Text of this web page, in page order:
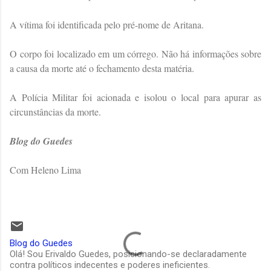
A vítima foi identificada pelo pré-nome de Aritana.
O corpo foi localizado em um córrego. Não há informações sobre
a causa da morte até o fechamento desta matéria.
A Polícia Militar foi acionada e isolou o local para apurar as
circunstâncias da morte.
Blog do Guedes
Com Heleno Lima
Blog do Guedes
Olá! Sou Erivaldo Guedes, posicionando-se declaradamente
contra políticos indecentes e poderes ineficientes.